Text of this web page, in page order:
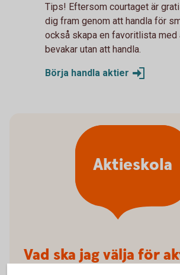
Tips! Eftersom courtaget är
dig fram genom att handla för
också skapa en favoritlista med
bevakar utan att handla.
Börja handla aktier
Vad ska jag välja för
Aktieskola